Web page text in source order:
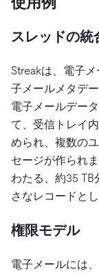
スレッドの統
Streakは、電子
子メールメタデ
電子メールデー
て、受信トレイ
められ、複数の
セージが作られ
わたる、約35
さなレコードと
権限モデル
電子メールには